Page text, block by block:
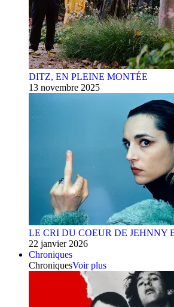
DITZ, EN PLEINE MONTÉE
13 novembre 2025
LE CRI DU COEUR DE JEHNNY
22 janvier 2026
Chroniques
ChroniquesVoir plus